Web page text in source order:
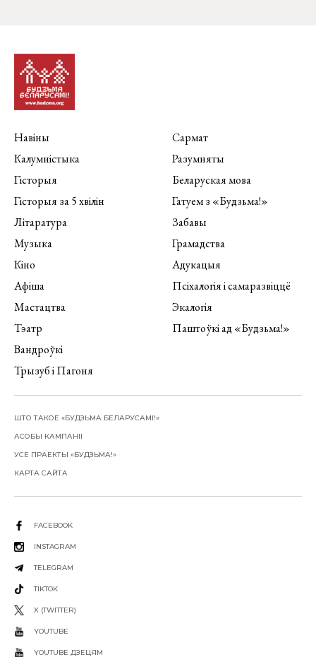
Навіны
Калумністыка
Гісторыя
Гісторыя за 5 хвілін
Літаратура
Музыка
Кіно
Афіша
Мастацтва
Тэатр
Вандроўкі
Трызуб і Пагоня
Сармат
Разумняты
Беларуская мова
Гатуем з «Будзьма!»
Забавы
Грамадства
Адукацыя
Псіхалогія і самаразвіццё
Экалогія
Паштоўкі ад «Будзьма!»
ШТО ТАКОЕ «БУДЗЬМА БЕЛАРУСАМІ!»
АСОБЫ КАМПАНІІ
УСЕ ПРАЕКТЫ «БУДЗЬМА!»
КАРТА САЙТА
FACEBOOK
INSTAGRAM
TELEGRAM
TIKTOK
X (TWITTER)
YOUTUBE
YOUTUBE ДЗЕЦЯМ